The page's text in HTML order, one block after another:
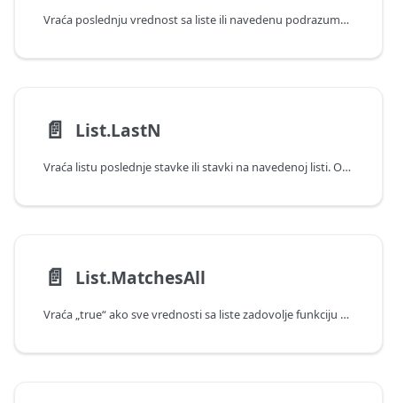
Vraća poslednju vrednost sa liste ili navedenu podrazumevanu vrednost ako je lista prazna.
📄️ List.LastN
Vraća listu poslednje stavke ili stavki na navedenoj listi. Opcionalno može da navede broj vrednosti koje treba vratiti ili kvalifikujući uslov.
📄️ List.MatchesAll
Vraća „true“ ako sve vrednosti sa liste zadovolje funkciju uslova.